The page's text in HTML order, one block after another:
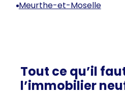
Meurthe-et-Moselle
Tout ce qu’il
l’immobilier